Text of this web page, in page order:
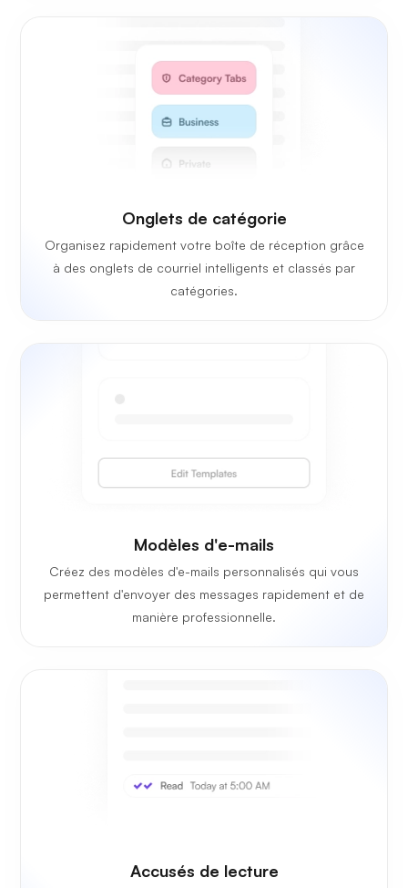
Onglets de catégorie
Organisez rapidement votre boîte de réception grâce
à des onglets de courriel intelligents et classés par
catégories.
Modèles d'e-mails
Créez des modèles d'e-mails personnalisés qui vous
permettent d'envoyer des messages rapidement et de
manière professionnelle.
Accusés de lecture